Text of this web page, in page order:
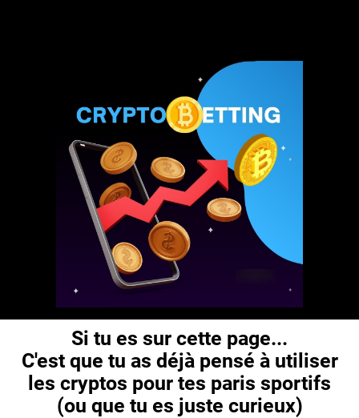
Si tu es sur cette page...
C'est que tu as déjà pensé à utiliser
les cryptos pour tes paris sportifs
(ou que tu es juste curieux)